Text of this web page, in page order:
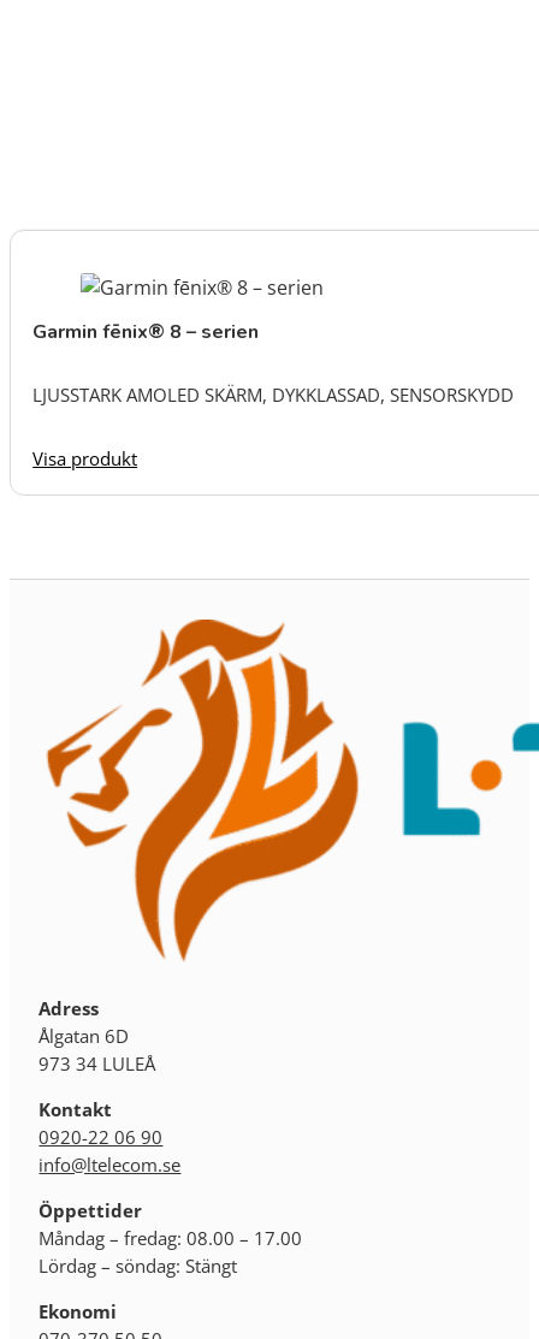
Garmin fēnix® 8 – serien
LJUSSTARK AMOLED SKÄRM, DYKKLASSAD, SENSORSKYDD
Visa produkt
Adress
Ålgatan 6D
973 34 LULEÅ
Kontakt
0920-22 06 90
info@ltelecom.se
Öppettider
Måndag – fredag: 08.00 – 17.00
Lördag – söndag: Stängt
Ekonomi